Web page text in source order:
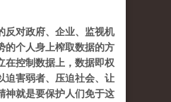
反对政府、企业、监视机
的个人身上榨取数据的方
在控制数据上，数据即权
迫害弱者、压迫社会、让
神就是要保护人们免于这